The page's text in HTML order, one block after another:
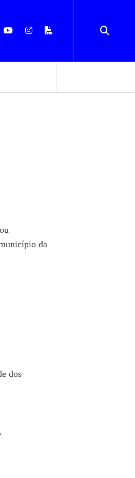
da
dos